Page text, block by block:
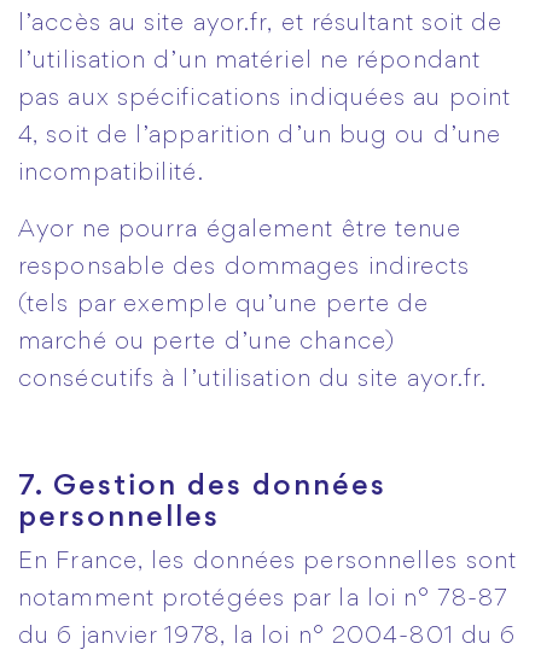
l’accès au site ayor.fr, et résultant soit de
l’utilisation d’un matériel ne répondant
pas aux spécifications indiquées au point
4, soit de l’apparition d’un bug ou d’une
incompatibilité.
Ayor ne pourra également être tenue
responsable des dommages indirects
(tels par exemple qu’une perte de
marché ou perte d’une chance)
consécutifs à l’utilisation du site ayor.fr.
7. Gestion des données
personnelles
En France, les données personnelles sont
notamment protégées par la loi n° 78-87
du 6 janvier 1978, la loi n° 2004-801 du 6